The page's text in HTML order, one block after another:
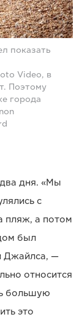
показать
Video, в
Поэтому
города
дня. «Мы
с
пляж, а потом
был
Джайлса, —
относится
большую
это